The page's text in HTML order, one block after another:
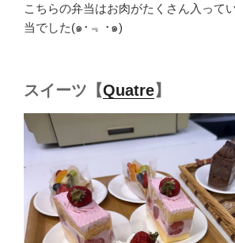
こちらの弁当はお肉がたくさん入って
当でした(๑･﹃ ･๑)
スイーツ【Quatre】